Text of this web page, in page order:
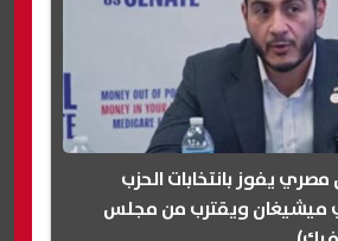
يفوز بانتخابات الحزب
ميشيغان ويقترب من مجلس